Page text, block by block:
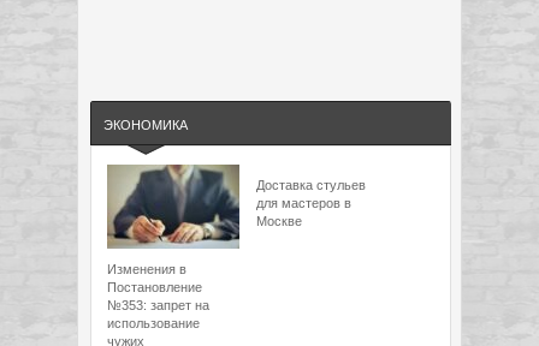
ЭКОНОМИКА
Изменения в
Постановление
№353: запрет на
использование
чужих
Доставка стульев
для мастеров в
Москве